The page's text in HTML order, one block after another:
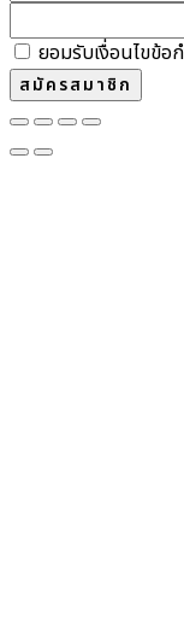
ยอมรับเงื่อนไขข้